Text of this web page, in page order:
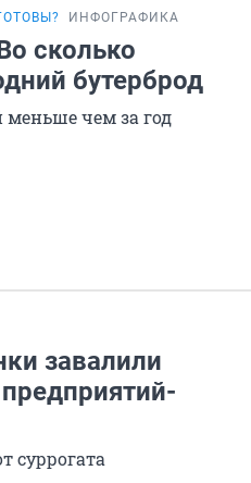
ИНФОГРАФИКА
сколько
бутерброд
меньше чем за год
завалили
суррогата